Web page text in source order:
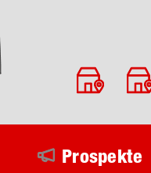
Prospekte